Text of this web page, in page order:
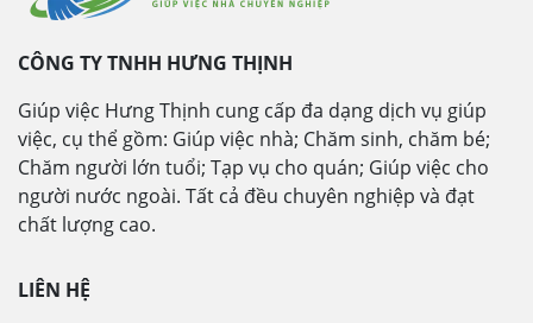
CÔNG TY TNHH HƯNG THỊNH
Giúp việc Hưng Thịnh cung cấp đa dạng dịch vụ giúp
việc, cụ thể gồm: Giúp việc nhà; Chăm sinh, chăm bé;
Chăm người lớn tuổi; Tạp vụ cho quán; Giúp việc cho
người nước ngoài. Tất cả đều chuyên nghiệp và đạt
chất lượng cao.
LIÊN HỆ